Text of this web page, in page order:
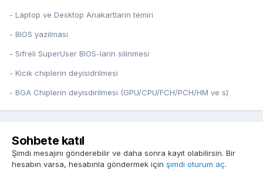
- Laptop ve Desktop Anakartlarin temiri
- BIOS yazilmasi
- Sifreli SuperUser BIOS-larin silinmesi
- Kicik chiplerin deyisidrilmesi
- BGA Chiplerin deyisdirilmesi (GPU/CPU/FCH/PCH/HM ve s)
Sohbete katıl
Şimdi mesajını gönderebilir ve daha sonra kayıt olabilirsin. Bir
hesabın varsa, hesabınla göndermek için şimdi oturum aç.